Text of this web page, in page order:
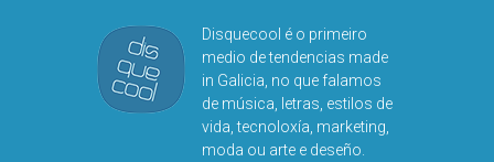
Disquecool é o primeiro
medio de tendencias made
in Galicia, no que falamos
de música, letras, estilos de
vida, tecnoloxía, marketing,
moda ou arte e deseño.